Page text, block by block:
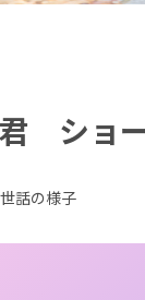
ショ
話の様子